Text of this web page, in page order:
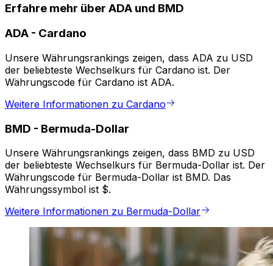
Erfahre mehr über ADA und BMD
ADA - Cardano
Unsere Währungsrankings zeigen, dass ADA zu USD
der beliebteste Wechselkurs für Cardano ist. Der
Währungscode für Cardano ist ADA.
Weitere Informationen zu Cardano
BMD - Bermuda-Dollar
Unsere Währungsrankings zeigen, dass BMD zu USD
der beliebteste Wechselkurs für Bermuda-Dollar ist. Der
Währungscode für Bermuda-Dollar ist BMD. Das
Währungssymbol ist $.
Weitere Informationen zu Bermuda-Dollar